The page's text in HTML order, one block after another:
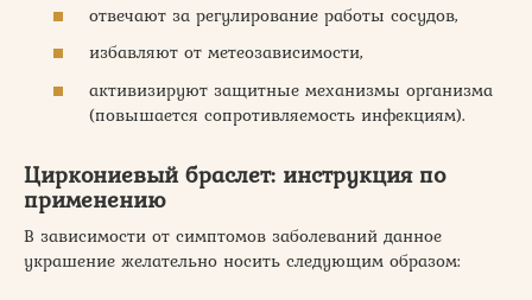
отвечают за регулирование работы сосудов,
избавляют от метеозависимости,
активизируют защитные механизмы организма
(повышается сопротивляемость инфекциям).
Циркониевый браслет: инструкция по
применению
В зависимости от симптомов заболеваний данное
украшение желательно носить следующим образом: